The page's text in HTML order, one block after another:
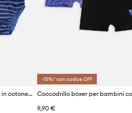
Coccodrillo slip per bambini in cotone pacco da 3
-15%* con codice OFF
9,90 €